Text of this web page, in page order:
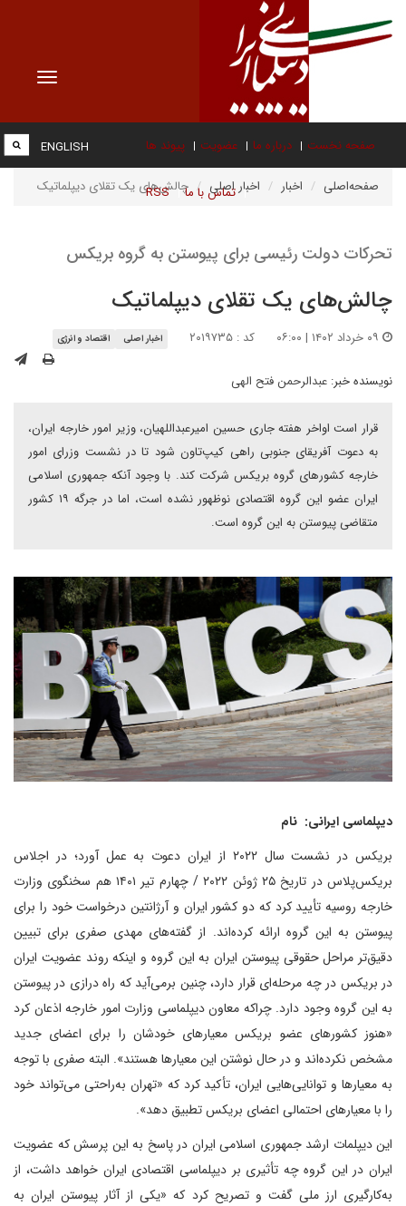
Toggle
صفحه نخست درباره ما عضویت پیوند ها
تماس با ما RSS
ENGLISH
صفحه‌اصلی اخبار اخبار اصلی چالش‌های یک تقلای دیپلماتیک
تحرکات دولت رئیسی برای پیوستن به گروه بریکس
چالش‌های یک تقلای دیپلماتیک
کد : ۲۰۱۹۷۳۵ اخبار اصلی اقتصاد و انرژی
نویسنده خبر: عبدالرحمن فتح الهی
قرار است اواخر هفته جاری حسین امیرعبداللهیان، وزیر امور خارجه ایران،
به دعوت آفریقای جنوبی راهی کیپ‌تاون شود تا در نشست وزرای امور
خارجه کشورهای گروه بریکس شرکت کند. با وجود آنکه جمهوری اسلامی
ایران عضو این گروه اقتصادی نوظهور نشده است، اما در جرگه ۱۹ کشور
متقاضی پیوستن به این گروه است.
دیپلماسی ایرانی: نام
بریکس در نشست سال ۲۰۲۲ از ایران دعوت به عمل آورد؛ در اجلاس
بریکس‌پلاس در تاریخ ۲۵ ژوئن ۲۰۲۲ / چهارم تیر ۱۴۰۱ هم سخنگوی وزارت
خارجه روسیه تأیید کرد که دو کشور ایران و آرژانتین درخواست خود را برای
پیوستن به این گروه ارائه کرده‌اند. از گفته‌های مهدی صفری برای تبیین
دقیق‌تر مراحل حقوقی پیوستن ایران به این گروه و اینکه روند عضویت ایران
در بریکس در چه مرحله‌ای قرار دارد، چنین برمی‌آید که راه درازی در پیوستن
به این گروه وجود دارد. چراکه معاون دیپلماسی وزارت امور خارجه اذعان کرد
«هنوز کشورهای عضو بریکس معیارهای خودشان را برای اعضای جدید
مشخص نکرده‌اند و در حال نوشتن این معیارها هستند». البته صفری با توجه
به معیارها و توانایی‌هایی ایران، تأکید کرد که «تهران به‌راحتی می‌تواند خود
را با معیارهای احتمالی اعضای بریکس تطبیق دهد».
این دیپلمات ارشد جمهوری اسلامی ایران در پاسخ به این پرسش که عضویت
ایران در این گروه چه تأثیری بر دیپلماسی اقتصادی ایران خواهد داشت، از
به‌کارگیری ارز ملی گفت و تصریح کرد که «یکی از آثار پیوستن ایران به